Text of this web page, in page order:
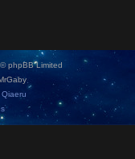
phpBB Limited
Qiaeru